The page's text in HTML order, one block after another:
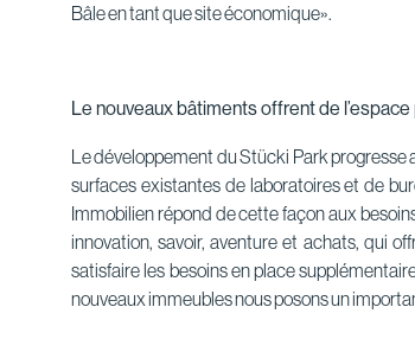
Bâle en tant que site économique».
Le nouveaux bâtiments offrent de
Le développement du Stücki Park progresse
surfaces existantes de laboratoires et de
Immobilien répond de cette façon aux
innovation, savoir, aventure et achats, qui
satisfaire les besoins en place
nouveaux immeubles nous posons un